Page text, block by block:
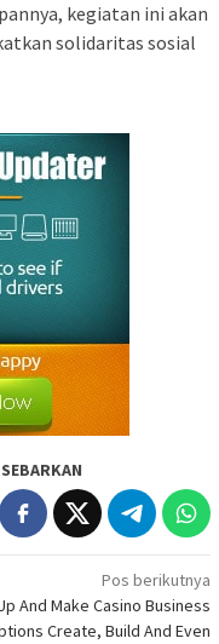
kegiatan ini akan
solidaritas sosial
SEBARKAN
Pos berikutnya
And Make Casino Business
Create, Build And Even